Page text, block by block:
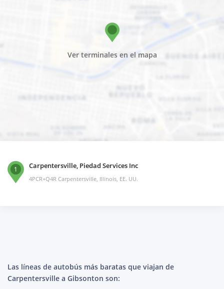
Ver terminales en el mapa
1 Carpentersville, Piedad Services Inc
4PCR+Q4R Carpentersville, Illinois, EE. UU.
Las líneas de autobús más baratas que viajan de
Carpentersville a Gibsonton son: